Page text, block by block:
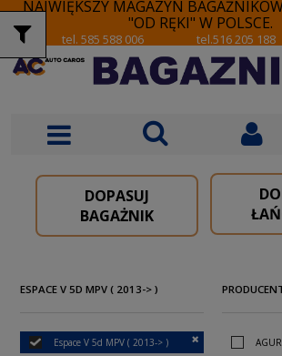
NAJWIĘKSZY MAGAZYN
"OD RĘKI" W POLSCE.
tel. 585 588 006 tel.516 205 188
DOPASUJ
BAGAŻNIK
ESPACE V 5D MPV ( 2013-> )
Espace V 5d MPV ( 2013-> )